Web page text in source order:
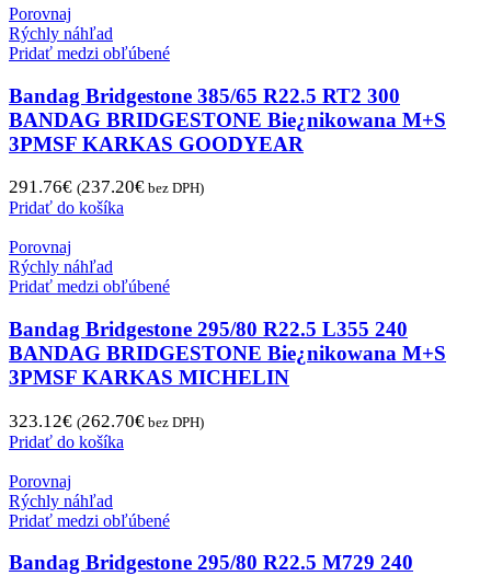
Porovnaj
Rýchly náhľad
Pridať medzi obľúbené
Bandag Bridgestone 385/65 R22.5 RT2 300
BANDAG BRIDGESTONE Bie¿nikowana M+S
3PMSF KARKAS GOODYEAR
291.76€ (237.20€ bez DPH)
Pridať do košíka
Porovnaj
Rýchly náhľad
Pridať medzi obľúbené
Bandag Bridgestone 295/80 R22.5 L355 240
BANDAG BRIDGESTONE Bie¿nikowana M+S
3PMSF KARKAS MICHELIN
323.12€ (262.70€ bez DPH)
Pridať do košíka
Porovnaj
Rýchly náhľad
Pridať medzi obľúbené
Bandag Bridgestone 295/80 R22.5 M729 240